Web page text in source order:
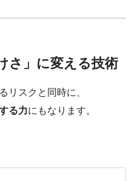
さ」に変える技術
リスクと同時に、
る力にもなります。